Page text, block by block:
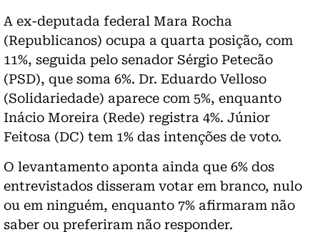
A ex-deputada federal Mara Rocha
(Republicanos) ocupa a quarta posição, com
11%, seguida pelo senador Sérgio Petecão
(PSD), que soma 6%. Dr. Eduardo Velloso
(Solidariedade) aparece com 5%, enquanto
Inácio Moreira (Rede) registra 4%. Júnior
Feitosa (DC) tem 1% das intenções de voto.
O levantamento aponta ainda que 6% dos
entrevistados disseram votar em branco, nulo
ou em ninguém, enquanto 7% afirmaram não
saber ou preferiram não responder.